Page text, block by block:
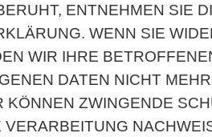
ENTNEHMEN SIE
WENN SIE
WIR IHRE
DATEN NICHT
KÖNNEN ZWINGENDE
VERARBEITUNG